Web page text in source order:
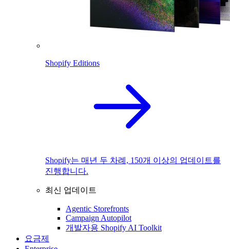
Shopify Editions
Shopify는 매년 두 차례, 150개 이상의 업데이트를
진행합니다.
최신 업데이트
Agentic Storefronts
Campaign Autopilot
개발자용 Shopify AI Toolkit
요금제